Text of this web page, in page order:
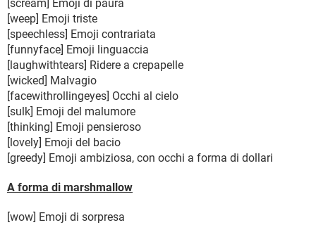
[scream] Emoji di paura
[weep] Emoji triste
[speechless] Emoji contrariata
[funnyface] Emoji linguaccia
[laughwithtears] Ridere a crepapelle
[wicked] Malvagio
[facewithrollingeyes] Occhi al cielo
[sulk] Emoji del malumore
[thinking] Emoji pensieroso
[lovely] Emoji del bacio
[greedy] Emoji ambiziosa, con occhi a forma di dollari
A forma di marshmallow
[wow] Emoji di sorpresa